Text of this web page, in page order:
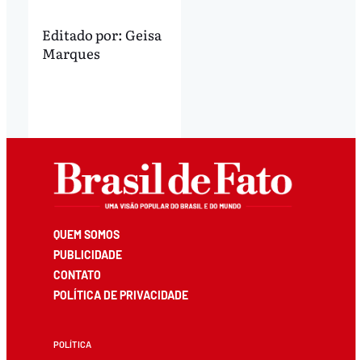
Editado por: Geisa
Marques
QUEM SOMOS
PUBLICIDADE
CONTATO
POLÍTICA DE PRIVACIDADE
POLÍTICA